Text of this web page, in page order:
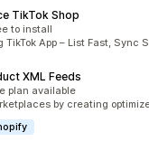
TikTok Shop
to install
TikTok App – List Fast, Sync
XML Feeds
plan available
by creating